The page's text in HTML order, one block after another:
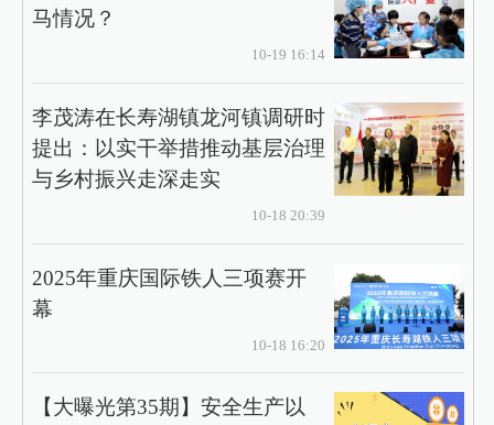
马情况？
10-19 16:14
李茂涛在长寿湖镇龙河镇调研时
提出：以实干举措推动基层治理
与乡村振兴走深走实
10-18 20:39
2025年重庆国际铁人三项赛开
幕
10-18 16:20
【大曝光第35期】安全生产以